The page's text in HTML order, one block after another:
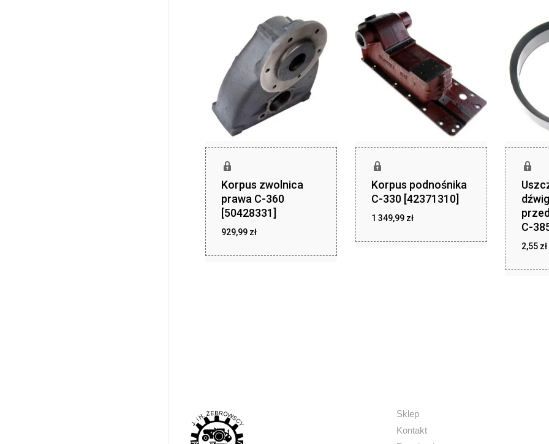
Korpus zwolnica
prawa C-360
[50428331]
929,99 zł
Korpus podnośnika
C-330 [42371310]
1 349,99 zł
1 349,99
C-
2,55 zł
Sklep
Kontakt